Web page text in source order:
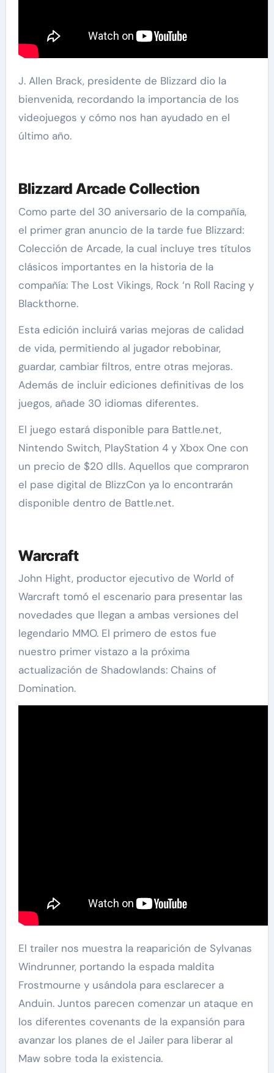
J. Allen Brack, presidente de Blizzard dio la
bienvenida, recordando la importancia de los
videojuegos y cómo nos han ayudado en el
último año.
Blizzard Arcade Collection
Como parte del 30 aniversario de la compañía,
el primer gran anuncio de la tarde fue Blizzard:
Colección de Arcade, la cual incluye tres títulos
clásicos importantes en la historia de la
compañía: The Lost Vikings, Rock ‘n Roll Racing y
Blackthorne.
Esta edición incluirá varias mejoras de calidad
de vida, permitiendo al jugador rebobinar,
guardar, cambiar filtros, entre otras mejoras.
Además de incluir ediciones definitivas de los
juegos, añade 30 idiomas diferentes.
El juego estará disponible para Battle.net,
Nintendo Switch, PlayStation 4 y Xbox One con
un precio de $20 dlls. Aquellos que compraron
el pase digital de BlizzCon ya lo encontrarán
disponible dentro de Battle.net.
Warcraft
John Hight, productor ejecutivo de World of
Warcraft tomó el escenario para presentar las
novedades que llegan a ambas versiones del
legendario MMO. El primero de estos fue
nuestro primer vistazo a la próxima
actualización de Shadowlands: Chains of
Domination.
El trailer nos muestra la reaparición de Sylvanas
Windrunner, portando la espada maldita
Frostmourne y usándola para esclarecer a
Anduin. Juntos parecen comenzar un ataque en
los diferentes covenants de la expansión para
avanzar los planes de el Jailer para liberar al
Maw sobre toda la existencia.